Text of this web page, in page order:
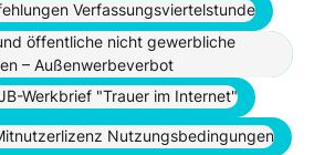
Verfassungsviertelstunde
Verfassungsviertelstunde
öffentliche nicht gewerbliche
– Außenwerbeverbot
öffentliche nicht gewerbliche
– Außenwerbeverbot
Werkbrief "Trauer im Internet"
Werkbrief "Trauer im Internet"
Nutzungsbedingungen
Nutzungsbedingungen